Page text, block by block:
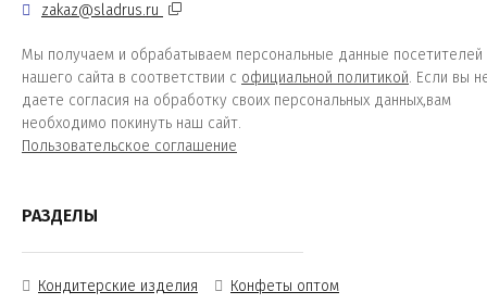
zakaz@sladrus.ru
Мы получаем и обрабатываем персональные данные посетителей
нашего сайта в соответствии с официальной политикой. Если вы
даете согласия на обработку своих персональных данных,вам
необходимо покинуть наш сайт.
Пользовательское соглашение
РАЗДЕЛЫ
Кондитерские изделия
Конфеты оптом